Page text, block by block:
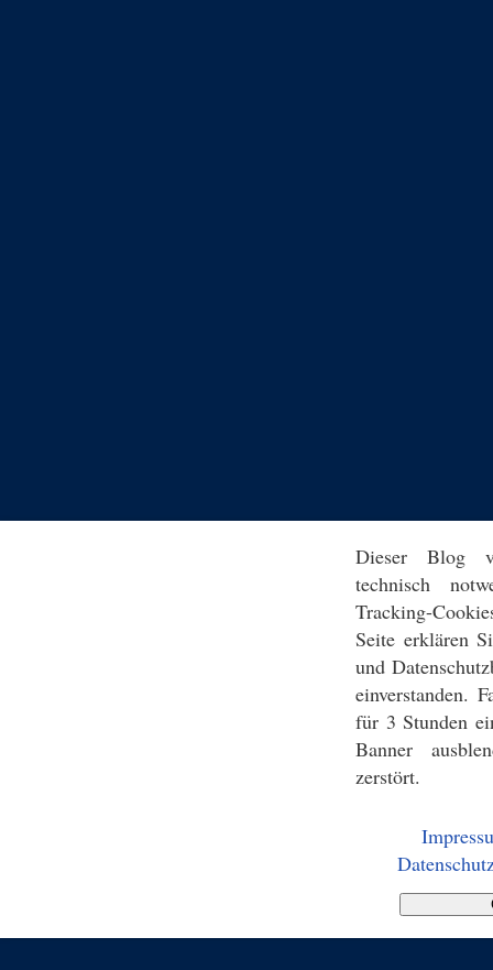
Dieser Blog
technisch
Tracking-
Seite erklären
und
einverstanden.
für 3 Stunden
Banner
zerstört.